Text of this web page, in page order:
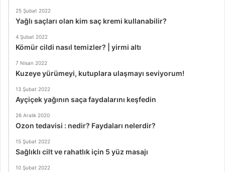
25 Şubat 2022
Yağlı saçları olan kim saç kremi kullanabilir?
4 Şubat 2022
Kömür cildi nasıl temizler? | yirmi altı
7 Nisan 2022
Kuzeye yürümeyi, kutuplara ulaşmayı seviyorum!
13 Şubat 2022
Ayçiçek yağının saça faydalarını keşfedin
26 Aralık 2020
Ozon tedavisi : nedir? Faydaları nelerdir?
15 Şubat 2022
Sağlıklı cilt ve rahatlık için 5 yüz masajı
10 Şubat 2022